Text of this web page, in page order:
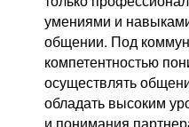
умениями и
общении. Под
компетентностью
осуществлять
обладать высоким